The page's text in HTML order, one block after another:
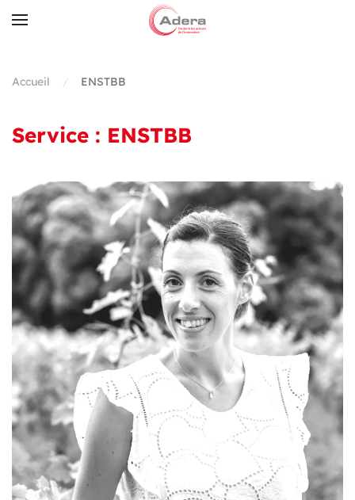
Skip to main content
Accueil ENSTBB
Service : ENSTBB